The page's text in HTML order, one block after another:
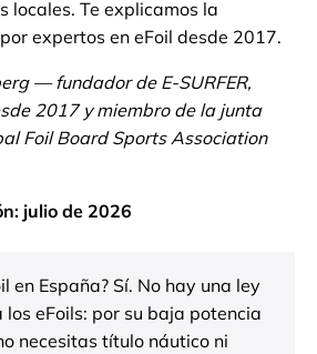
locales. Te explicamos la
expertos en eFoil desde 2017.
— fundador de E-SURFER,
2017 y miembro de la junta
Foil Board Sports Association
julio de 2026
en España? Sí. No hay una ley
eFoils: por su baja potencia
necesitas título náutico ni